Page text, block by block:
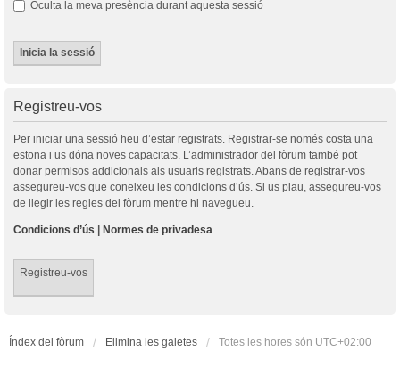
Oculta la meva presència durant aquesta sessió
Registreu-vos
Per iniciar una sessió heu d’estar registrats. Registrar-se només costa una
estona i us dóna noves capacitats. L’administrador del fòrum també pot
donar permisos addicionals als usuaris registrats. Abans de registrar-vos
assegureu-vos que coneixeu les condicions d’ús. Si us plau, assegureu-vos
de llegir les regles del fòrum mentre hi navegueu.
Condicions d’ús | Normes de privadesa
Registreu-vos
Índex del fòrum Elimina les galetes Totes les hores són UTC+02:00